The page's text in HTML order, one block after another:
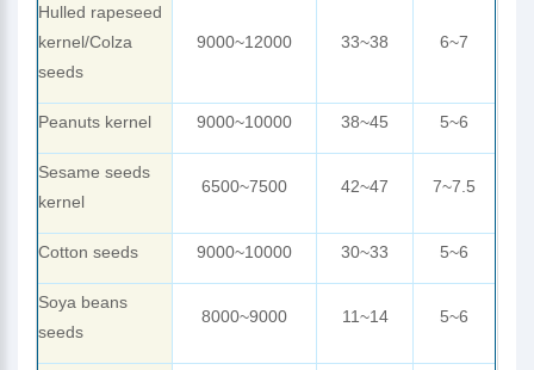
Hulled rapeseed
kernel/Colza
seeds
9000~12000 33~38 6~7
Peanuts kernel 9000~10000 38~45 5~6
Sesame seeds
kernel
6500~7500 42~47 7~7.5
Cotton seeds 9000~10000 30~33 5~6
Soya beans
seeds
8000~9000 11~14 5~6